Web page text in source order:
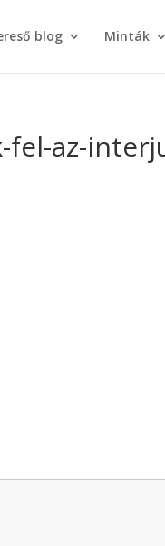
blog Minták
az-